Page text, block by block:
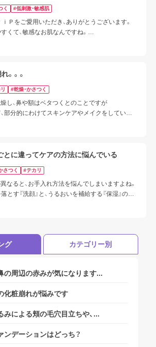
く #低刺激・敏感肌
Ｐをご愛用いただき、ありがとうございます。
くて、敏感なお肌なんですね。
日のケアに取り入れやすい「ニキビ対策」と「乾燥
。。。
#乾燥・かさつく
し、鼻や額はベタつくとのことですが
部分的にわけてスキンケアやメイクをしていく
ます。
額のTゾーンと、乾燥しやすい口や鼻の周りのU
BBなどがおすすめです。
とに違ってケアの方法に悩んでいる
さつく #テカリ
なると、お手入れ方法を悩んでしまいますよね。
とす『洗顔』と、うるおいを補給する『保湿』のお
することが大切です。
グ カテゴリー別
の周辺の赤みが気になります...
化粧崩れが悩みです
みによる頬の毛穴目立ちや、...
ンデーションはどっち？